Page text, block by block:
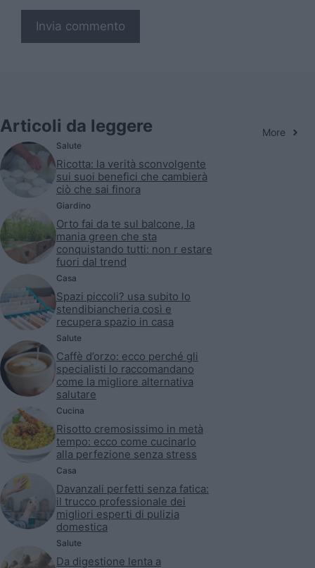
Articoli da leggere More
Salute
Ricotta: la verità sconvolgente
sui suoi benefici che cambierà
ciò che sai finora
Giardino
Orto fai da te sul balcone, la
mania green che sta
conquistando tutti: non r estare
fuori dal trend
Casa
Spazi piccoli? usa subito lo
stendibiancheria così e
recupera spazio in casa
Salute
Caffè d’orzo: ecco perché gli
specialisti lo raccomandano
come la migliore alternativa
salutare
Cucina
Risotto cremosissimo in metà
tempo: ecco come cucinarlo
alla perfezione senza stress
Casa
Davanzali perfetti senza fatica:
il trucco professionale dei
migliori esperti di pulizia
domestica
Salute
Da digestione lenta a